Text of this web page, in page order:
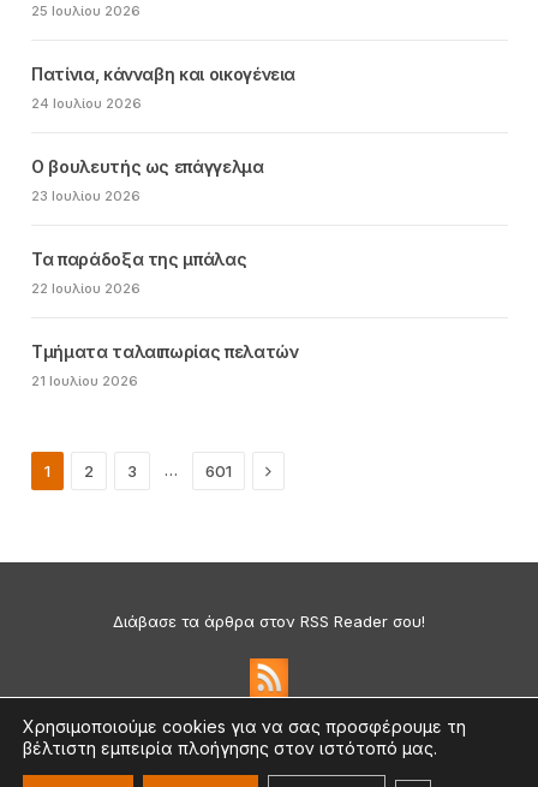
25 Ιουλίου 2026
Πατίνια, κάνναβη και οικογένεια
24 Ιουλίου 2026
Ο βουλευτής ως επάγγελμα
23 Ιουλίου 2026
Τα παράδοξα της μπάλας
22 Ιουλίου 2026
Τμήματα ταλαιπωρίας πελατών
21 Ιουλίου 2026
1 2 3 … 601 Next
Διάβασε τα άρθρα στον RSS Reader σου!
Πολιτική Απορρήτου & Cookies
©2026 medium.gr | Designed & Supported bynat.ad
Χρησιμοποιούμε cookies για να σας προσφέρουμε τη
βέλτιστη εμπειρία πλοήγησης στον ιστότοπό μας.